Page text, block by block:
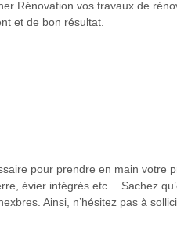
Rénovation vos travaux de
et de bon résultat.
pour prendre en main votre
évier intégrés etc… Sachez
Ainsi, n’hésitez pas à